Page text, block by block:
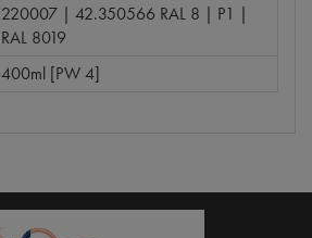
220007 | 42.350566 RAL 8 | P1 |
RAL 8019
400ml [PW 4]